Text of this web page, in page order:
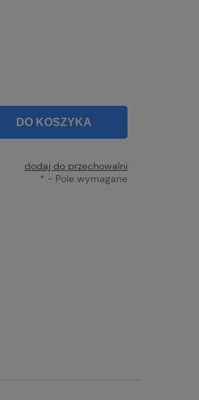
DO KOSZYKA
dodaj do przechowalni
* - Pole wymagane